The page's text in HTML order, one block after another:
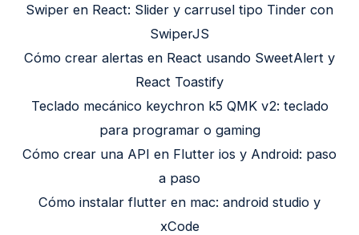
Swiper en React: Slider y carrusel tipo Tinder con
SwiperJS
Cómo crear alertas en React usando SweetAlert y
React Toastify
Teclado mecánico keychron k5 QMK v2: teclado
para programar o gaming
Cómo crear una API en Flutter ios y Android: paso
a paso
Cómo instalar flutter en mac: android studio y
xCode